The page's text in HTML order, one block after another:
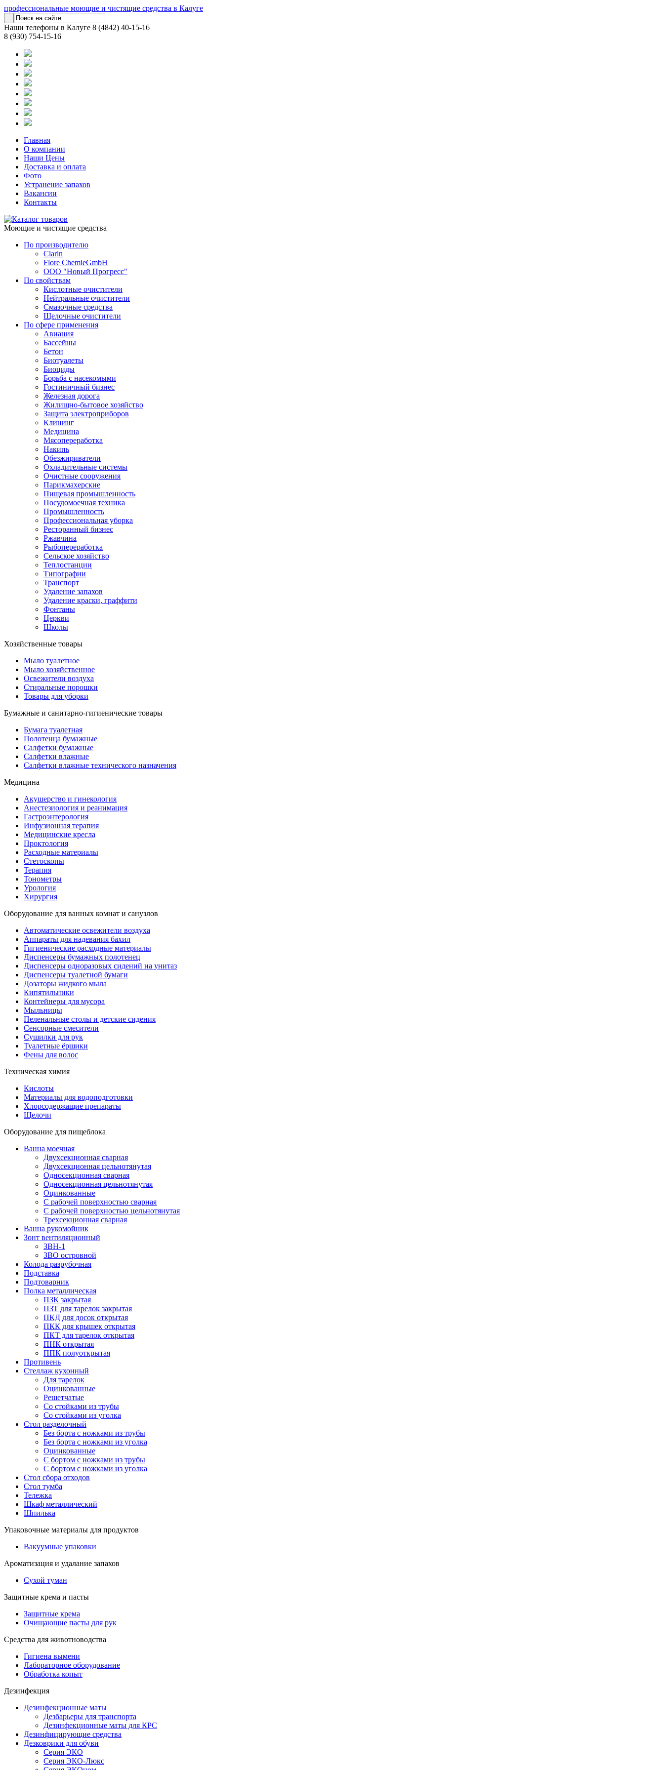
профессиональные моющие и чистящие средства в Калуге
Наши телефоны в Калуге 8 (4842) 40-15-16
8 (930) 754-15-16
Главная
О компании
Наши Цены
Доставка и оплата
Фото
Устранение запахов
Вакансии
Контакты
Моющие и чистящие средства
По производителю
Clarin
Flore ChemieGmbH
ООО "Новый Прогресс"
По свойствам
Кислотные очистители
Нейтральные очистители
Смазочные средства
Щелочные очистители
По сфере применения
Авиация
Бассейны
Бетон
Биотуалеты
Биоциды
Борьба с насекомыми
Гостиничный бизнес
Железная дорога
Жилищно-бытовое хозяйство
Защита электроприборов
Клининг
Медицина
Мясопереработка
Накипь
Обезжириватели
Охладительные системы
Очистные сооружения
Парикмахерские
Пищевая промышленность
Посудомоечная техника
Промышленность
Профессиональная уборка
Ресторанный бизнес
Ржавчина
Рыбопереработка
Сельское хозяйство
Теплостанции
Типографии
Транспорт
Удаление запахов
Удаление краски, граффити
Фонтаны
Церкви
Школы
Хозяйственные товары
Мыло туалетное
Мыло хозяйственное
Освежители воздуха
Стиральные порошки
Товары для уборки
Бумажные и санитарно-гигиенические товары
Бумага туалетная
Полотенца бумажные
Салфетки бумажные
Салфетки влажные
Салфетки влажные технического назначения
Медицина
Акушерство и гинекология
Анестезиология и реанимация
Гастроэнтерология
Инфузионная терапия
Медицинские кресла
Проктология
Расходные материалы
Стетоскопы
Терапия
Тонометры
Урология
Хирургия
Оборудование для ванных комнат и санузлов
Автоматические освежители воздуха
Аппараты для надевания бахил
Гигиенические расходные материалы
Диспенсеры бумажных полотенец
Диспенсеры одноразовых сидений на унитаз
Диспенсеры туалетной бумаги
Дозаторы жидкого мыла
Кипятильники
Контейнеры для мусора
Мыльницы
Пеленальные столы и детские сидения
Сенсорные смесители
Сушилки для рук
Туалетные ёршики
Фены для волос
Техническая химия
Кислоты
Материалы для водоподготовки
Хлорсодержащие препараты
Щелочи
Оборудование для пищеблока
Ванна моечная
Двухсекционная сварная
Двухсекционная цельнотянутая
Односекционная сварная
Односекционная цельнотянутая
Оцинкованные
С рабочей поверхностью сварная
С рабочей поверхностью цельнотянутая
Трехсекционная сварная
Ванна рукомойник
Зонт вентиляционный
ЗВН-1
ЗВО островной
Колода разрубочная
Подставка
Подтоварник
Полка металлическая
ПЗК закрытая
ПЗТ для тарелок закрытая
ПКД для досок открытая
ПКК для крышек открытая
ПКТ для тарелок открытая
ПНК открытая
ППК полуоткрытая
Противень
Стеллаж кухонный
Для тарелок
Оцинкованные
Решетчатые
Со стойками из трубы
Со стойками из уголка
Стол разделочный
Без борта с ножками из трубы
Без борта с ножками из уголка
Оцинкованные
С бортом с ножками из трубы
С бортом с ножками из уголка
Стол сбора отходов
Стол тумба
Тележка
Шкаф металлический
Шпилька
Упаковочные материалы для продуктов
Вакуумные упаковки
Ароматизация и удалание запахов
Сухой туман
Защитные крема и пасты
Защитные крема
Очищающие пасты для рук
Средства для животноводства
Гигиена вымени
Лабораторное оборудование
Обработка копыт
Дезинфекция
Дезинфекционные маты
Дезбарьеры для транспорта
Дезинфекционные маты для КРС
Дезинфицирующие средства
Дезковрики для обуви
Серия ЭКО
Серия ЭКО-Люкс